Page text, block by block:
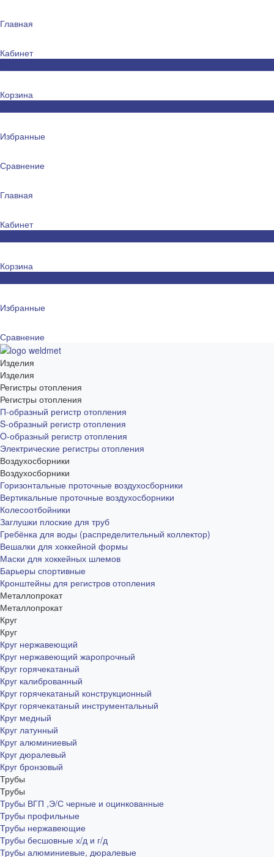
Главная
Кабинет
Корзина
Избранные
Сравнение
Главная
Кабинет
Корзина
Избранные
Сравнение
Изделия
Изделия
Регистры отопления
Регистры отопления
П-образный регистр отопления
S-образный регистр отопления
O-образный регистр отопления
Электрические регистры отопления
Воздухосборники
Воздухосборники
Горизонтальные проточные воздухосборники
Вертикальные проточные воздухосборники
Колесоотбойники
Заглушки плоские для труб
Гребёнка для воды (распределительный коллектор)
Вешалки для хоккейной формы
Маски для хоккейных шлемов
Барьеры спортивные
Кронштейны для регистров отопления
Металлопрокат
Металлопрокат
Круг
Круг
Круг нержавеющий
Круг нержавеющий жаропрочный
Круг горячекатаный
Круг калиброванный
Круг горячекатаный конструкционный
Круг горячекатаный инструментальный
Круг медный
Круг латунный
Круг алюминиевый
Круг дюралевый
Круг бронзовый
Трубы
Трубы
Трубы ВГП ,Э/С черные и оцинкованные
Трубы профильные
Трубы нержавеющие
Трубы бесшовные х/д и г/д
Трубы алюминиевые, дюралевые